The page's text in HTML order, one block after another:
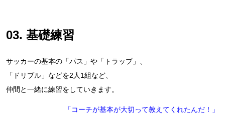
03. 基礎練習
サッカーの基本の「パス」や「トラップ」、
「ドリブル」などを2人1組など、
仲間と一緒に練習をしていきます。
「コーチが基本が大切って教えてくれたんだ！」